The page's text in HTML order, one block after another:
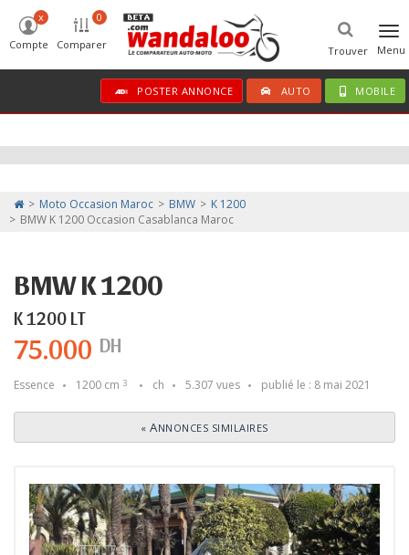
Menu
Trouver
x
Compte
0
Comparer
POSTER ANNONCE AUTO MOBILE
Moto Occasion Maroc BMW
K 1200
BMW K 1200 Occasion Casablanca Maroc
BMW K 1200
K 1200 LT
75.000 DH
Essence 1200 cm 3 ch 5.307 vues publié le : 8 mai 2021
« ANNONCES SIMILAIRES